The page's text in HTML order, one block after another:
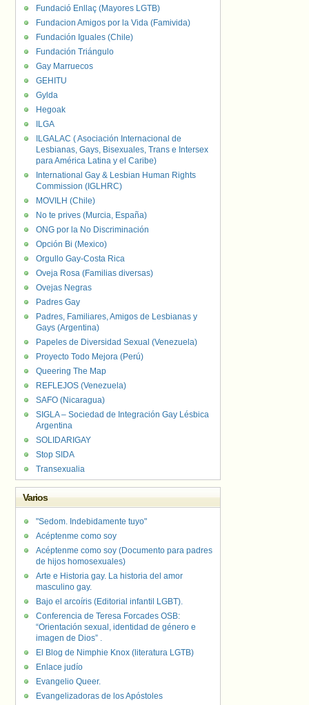
Fundació Enllaç (Mayores LGTB)
Fundacion Amigos por la Vida (Famivida)
Fundación Iguales (Chile)
Fundación Triángulo
Gay Marruecos
GEHITU
Gylda
Hegoak
ILGA
ILGALAC ( Asociación Internacional de
Lesbianas, Gays, Bisexuales, Trans e Intersex
para América Latina y el Caribe)
International Gay & Lesbian Human Rights
Commission (IGLHRC)
MOVILH (Chile)
No te prives (Murcia, España)
ONG por la No Discriminación
Opción Bi (Mexico)
Orgullo Gay-Costa Rica
Oveja Rosa (Familias diversas)
Ovejas Negras
Padres Gay
Padres, Familiares, Amigos de Lesbianas y
Gays (Argentina)
Papeles de Diversidad Sexual (Venezuela)
Proyecto Todo Mejora (Perú)
Queering The Map
REFLEJOS (Venezuela)
SAFO (Nicaragua)
SIGLA – Sociedad de Integración Gay Lésbica
Argentina
SOLIDARIGAY
Stop SIDA
Transexualia
Varios
"Sedom. Indebidamente tuyo"
Acéptenme como soy
Acéptenme como soy (Documento para padres
de hijos homosexuales)
Arte e Historia gay. La historia del amor
masculino gay.
Bajo el arcoíris (Editorial infantil LGBT).
Conferencia de Teresa Forcades OSB:
“Orientación sexual, identidad de género e
imagen de Dios” .
El Blog de Nimphie Knox (literatura LGTB)
Enlace judío
Evangelio Queer.
Evangelizadoras de los Apóstoles